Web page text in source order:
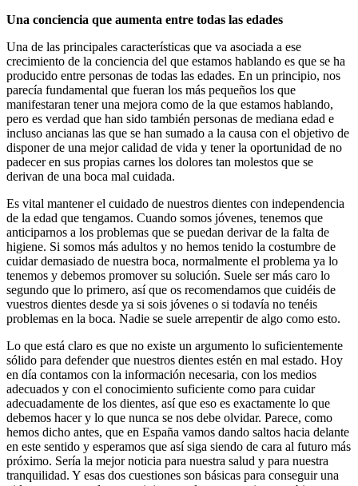
Una conciencia que aumenta entre todas las edades
Una de las principales características que va asociada a ese
crecimiento de la conciencia del que estamos hablando es que se ha
producido entre personas de todas las edades. En un principio, nos
parecía fundamental que fueran los más pequeños los que
manifestaran tener una mejora como de la que estamos hablando,
pero es verdad que han sido también personas de mediana edad e
incluso ancianas las que se han sumado a la causa con el objetivo de
disponer de una mejor calidad de vida y tener la oportunidad de no
padecer en sus propias carnes los dolores tan molestos que se
derivan de una boca mal cuidada.
Es vital mantener el cuidado de nuestros dientes con independencia
de la edad que tengamos. Cuando somos jóvenes, tenemos que
anticiparnos a los problemas que se puedan derivar de la falta de
higiene. Si somos más adultos y no hemos tenido la costumbre de
cuidar demasiado de nuestra boca, normalmente el problema ya lo
tenemos y debemos promover su solución. Suele ser más caro lo
segundo que lo primero, así que os recomendamos que cuidéis de
vuestros dientes desde ya si sois jóvenes o si todavía no tenéis
problemas en la boca. Nadie se suele arrepentir de algo como esto.
Lo que está claro es que no existe un argumento lo suficientemente
sólido para defender que nuestros dientes estén en mal estado. Hoy
en día contamos con la información necesaria, con los medios
adecuados y con el conocimiento suficiente como para cuidar
adecuadamente de los dientes, así que eso es exactamente lo que
debemos hacer y lo que nunca se nos debe olvidar. Parece, como
hemos dicho antes, que en España vamos dando saltos hacia delante
en este sentido y esperamos que así siga siendo de cara al futuro más
próximo. Sería la mejor noticia para nuestra salud y para nuestra
tranquilidad. Y esas dos cuestiones son básicas para conseguir una